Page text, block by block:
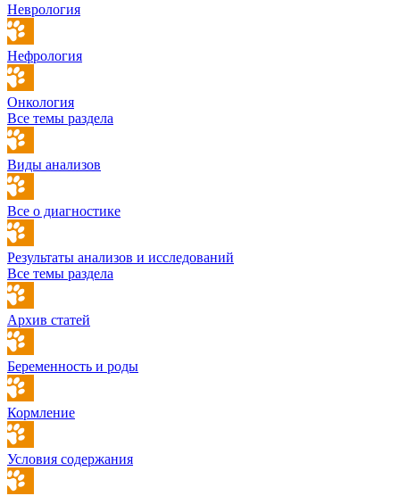
Неврология
Нефрология
Онкология
Все темы раздела
Виды анализов
Все о диагностике
Результаты анализов и исследований
Все темы раздела
Архив статей
Беременность и роды
Кормление
Условия содержания